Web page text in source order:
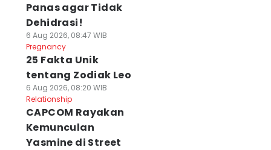
Panas agar Tidak
Dehidrasi!
6 Aug 2026, 08:47 WIB
Pregnancy
25 Fakta Unik
tentang Zodiak Leo
6 Aug 2026, 08:20 WIB
Relationship
CAPCOM Rayakan
Kemunculan
Yasmine di Street